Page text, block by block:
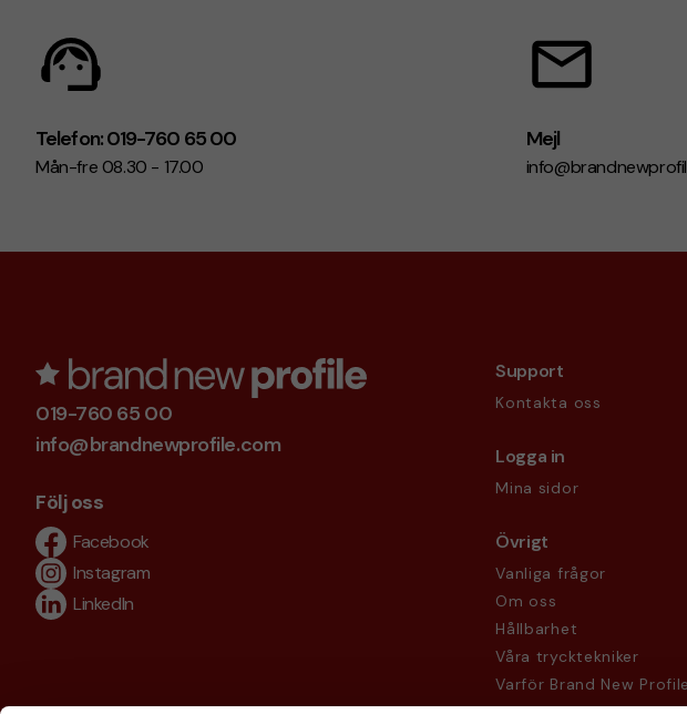
Telefon: 019-760 65 00
Mån-fre 08.30 - 17.00
Mejl
019-760 65 00
info@brandnewprofile.com
Följ oss
Facebook
Instagram
LinkedIn
Support
Kontakta oss
Logga in
Mina sidor
Övrigt
Vanliga frågor
Om oss
Hållbarhet
Våra trycktekniker
Varför Brand New